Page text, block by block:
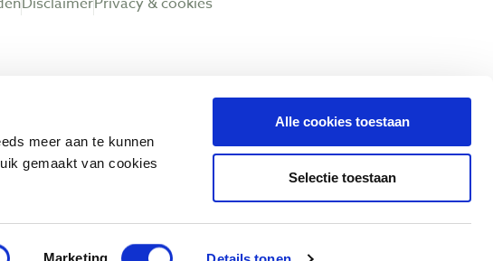
meer aan te kunnen
gemaakt van cookies
Marketing
Alle cookies toestaan
Selectie toestaan